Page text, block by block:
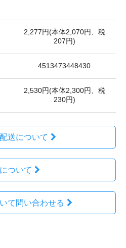
2,277円(本体2,070円、税
207円)
4513473448430
2,530円(本体2,300円、税
230円)
送について
ついて
て問い合わせる